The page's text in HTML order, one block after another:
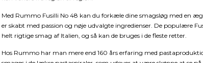
Med Rummo Fusilli No 48 kan du forkæle dine smagsløg med en
er skabt med passion og nøje udvalgte ingredienser. De populære
helt rigtige smag af Italien, og så kan de bruges i de fleste retter.
Hos Rummo har man mere end 160 års erfaring med